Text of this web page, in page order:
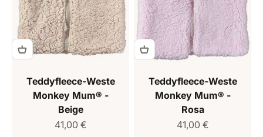
Teddyfleece-Weste
Monkey Mum® -
Beige
Verkaufspreis
41,00 €
Teddyfleece-Weste
Monkey Mum® -
Rosa
Verkaufspreis
41,00 €